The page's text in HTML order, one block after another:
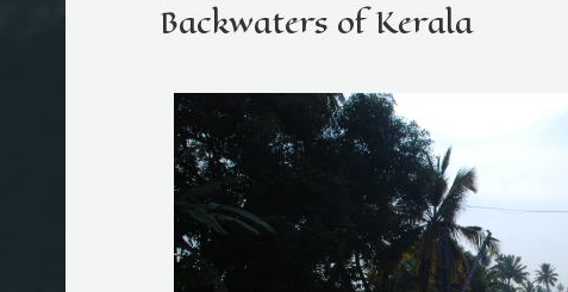
Backwaters of Kerala